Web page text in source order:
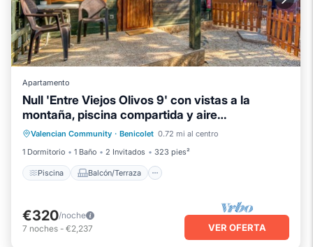
Apartamento
Null 'Entre Viejos Olivos 9' con vistas a la
montaña, piscina compartida y aire
acondicionado
Valencian Community · Benicolet 0.72 mi al centro
1 Dormitorio
1 Baño 2 Invitados 323 pies²
Piscina Balcón/Terraza
Piscina Balcón/Terraza
Cocina
Aire acondicionado
€320/noche
7 noches - €2,237 VER OFERTA